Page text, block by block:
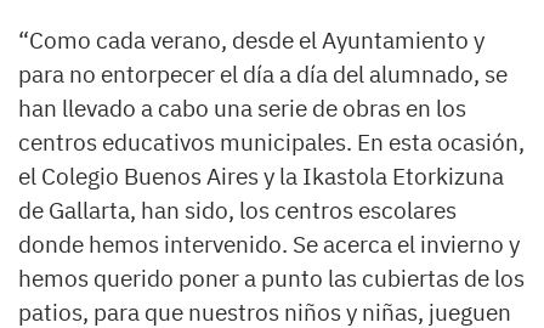
“Como cada verano, desde el Ayuntamiento y
para no entorpecer el día a día del alumnado, se
han llevado a cabo una serie de obras en los
centros educativos municipales. En esta ocasión,
el Colegio Buenos Aires y la Ikastola Etorkizuna
de Gallarta, han sido, los centros escolares
donde hemos intervenido. Se acerca el invierno y
hemos querido poner a punto las cubiertas de los
patios, para que nuestros niños y niñas, jueguen